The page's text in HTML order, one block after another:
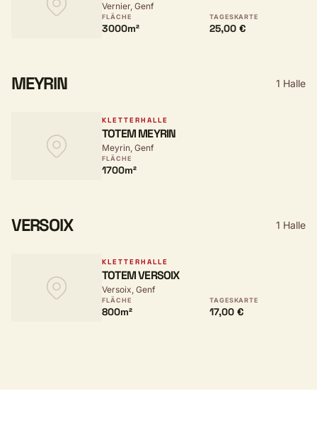
Vernier, Genf
FLÄCHE
3000m²
TAGESKARTE
25,00 €
MEYRIN 1 Halle
KLETTERHALLE
TOTEM MEYRIN
Meyrin, Genf
FLÄCHE
1700m²
VERSOIX 1 Halle
KLETTERHALLE
TOTEM VERSOIX
Versoix, Genf
FLÄCHE
800m²
TAGESKARTE
17,00 €